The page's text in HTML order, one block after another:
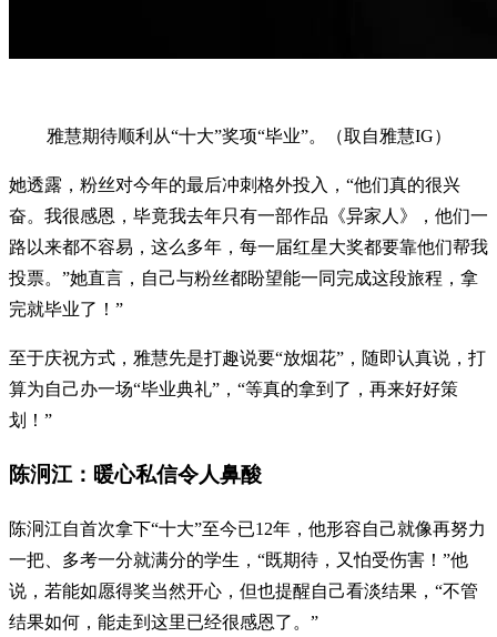
雅慧期待顺利从“十大”奖项“毕业”。（取自雅慧IG）
她透露，粉丝对今年的最后冲刺格外投入，“他们真的很兴
奋。我很感恩，毕竟我去年只有一部作品《异家人》，他们一
路以来都不容易，这么多年，每一届红星大奖都要靠他们帮我
投票。”她直言，自己与粉丝都盼望能一同完成这段旅程，拿
完就毕业了！”
至于庆祝方式，雅慧先是打趣说要“放烟花”，随即认真说，打
算为自己办一场“毕业典礼”，“等真的拿到了，再来好好策
划！”
陈泂江：暖心私信令人鼻酸
陈泂江自首次拿下“十大”至今已12年，他形容自己就像再努力
一把、多考一分就满分的学生，“既期待，又怕受伤害！”他
说，若能如愿得奖当然开心，但也提醒自己看淡结果，“不管
结果如何，能走到这里已经很感恩了。”